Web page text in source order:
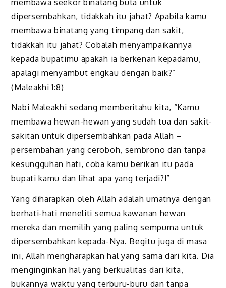
dipersembahkan, tidakkah itu jahat? Apabila kamu
membawa binatang yang timpang dan sakit,
tidakkah itu jahat? Cobalah menyampaikannya
kepada bupatimu apakah ia berkenan kepadamu,
apalagi menyambut engkau dengan baik?”
(Maleakhi 1:8)
Nabi Maleakhi sedang memberitahu kita, “Kamu
membawa hewan-hewan yang sudah tua dan sakit-
sakitan untuk dipersembahkan pada Allah –
persembahan yang ceroboh, sembrono dan tanpa
kesungguhan hati, coba kamu berikan itu pada
bupati kamu dan lihat apa yang terjadi?!”
Yang diharapkan oleh Allah adalah umatnya dengan
berhati-hati meneliti semua kawanan hewan
mereka dan memilih yang paling sempurna untuk
dipersembahkan kepada-Nya. Begitu juga di masa
ini, Allah mengharapkan hal yang sama dari kita. Dia
menginginkan hal yang berkualitas dari kita,
bukannya waktu yang terburu-buru dan tanpa